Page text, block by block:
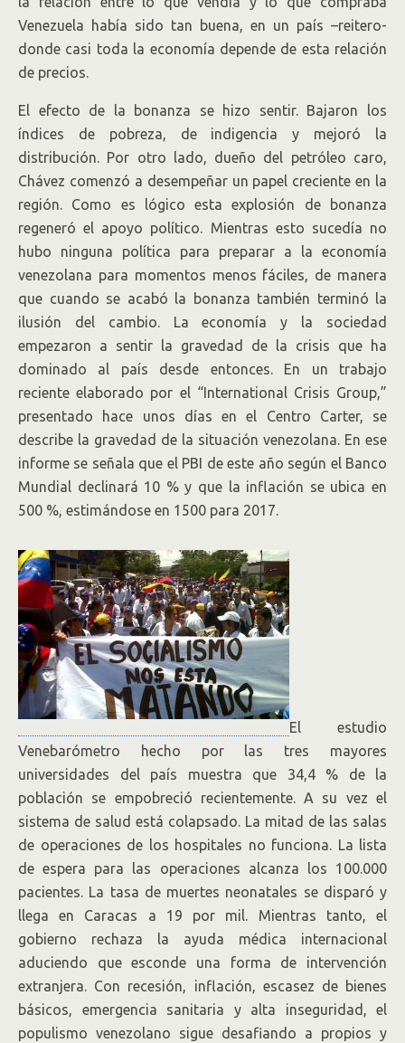
Venezuela había sido tan buena, en un país –reitero-
donde casi toda la economía depende de esta relación
de precios.
El efecto de la bonanza se hizo sentir. Bajaron los
índices de pobreza, de indigencia y mejoró la
distribución. Por otro lado, dueño del petróleo caro,
Chávez comenzó a desempeñar un papel creciente en la
región. Como es lógico esta explosión de bonanza
regeneró el apoyo político. Mientras esto sucedía no
hubo ninguna política para preparar a la economía
venezolana para momentos menos fáciles, de manera
que cuando se acabó la bonanza también terminó la
ilusión del cambio. La economía y la sociedad
empezaron a sentir la gravedad de la crisis que ha
dominado al país desde entonces. En un trabajo
reciente elaborado por el “International Crisis Group,”
presentado hace unos días en el Centro Carter, se
describe la gravedad de la situación venezolana. En ese
informe se señala que el PBI de este año según el Banco
Mundial declinará 10 % y que la inflación se ubica en
500 %, estimándose en 1500 para 2017.
El estudio
Venebarómetro hecho por las tres mayores
universidades del país muestra que 34,4 % de la
población se empobreció recientemente. A su vez el
sistema de salud está colapsado. La mitad de las salas
de operaciones de los hospitales no funciona. La lista
de espera para las operaciones alcanza los 100.000
pacientes. La tasa de muertes neonatales se disparó y
llega en Caracas a 19 por mil. Mientras tanto, el
gobierno rechaza la ayuda médica internacional
aduciendo que esconde una forma de intervención
extranjera. Con recesión, inflación, escasez de bienes
básicos, emergencia sanitaria y alta inseguridad, el
populismo venezolano sigue desafiando a propios y